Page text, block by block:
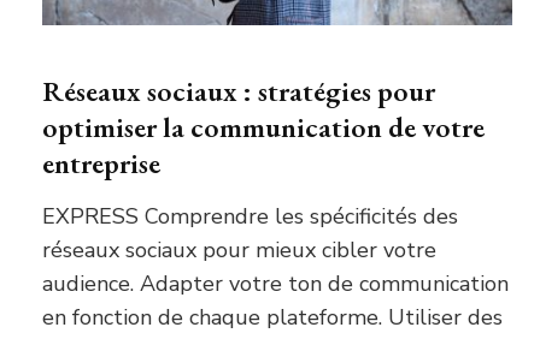
Réseaux sociaux : stratégies pour
optimiser la communication de votre
entreprise
EXPRESS Comprendre les spécificités des
réseaux sociaux pour mieux cibler votre
audience. Adapter votre ton de communication
en fonction de chaque plateforme. Utiliser des